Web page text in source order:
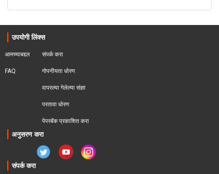
उपयोगी लिंक्स
आमच्याबद्दल
FAQ
संपर्क करा
गोपनीयता धोरण
वापरल्या गेलेल्या संज्ञा
परतावा धोरण
पेपरबॅक प्रकाशित करा
अनुसरण करा
संपर्क करा